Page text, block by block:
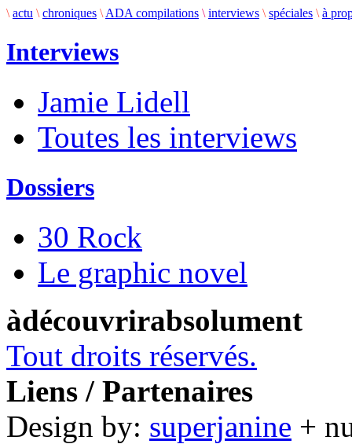
\ actu \ chroniques \ ADA compilations \ interviews \ spéciales \ à
Interviews
Jamie Lidell
Toutes les interviews
Dossiers
30 Rock
Le graphic novel
àdécouvrirabsolument
Tout droits réservés.
Liens / Partenaires
Design by: superjanine +